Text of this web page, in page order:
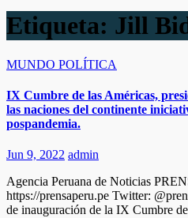
Etiqueta: Jill
MUNDO POLÍTICA
IX Cumbre de las Américas,
las naciones del continente
pospandemia.
Jun 9, 2022 admin
Agencia Peruana de Noticias
https://prensaperu.pe Twitter:
de inauguración de la IX Cumbre